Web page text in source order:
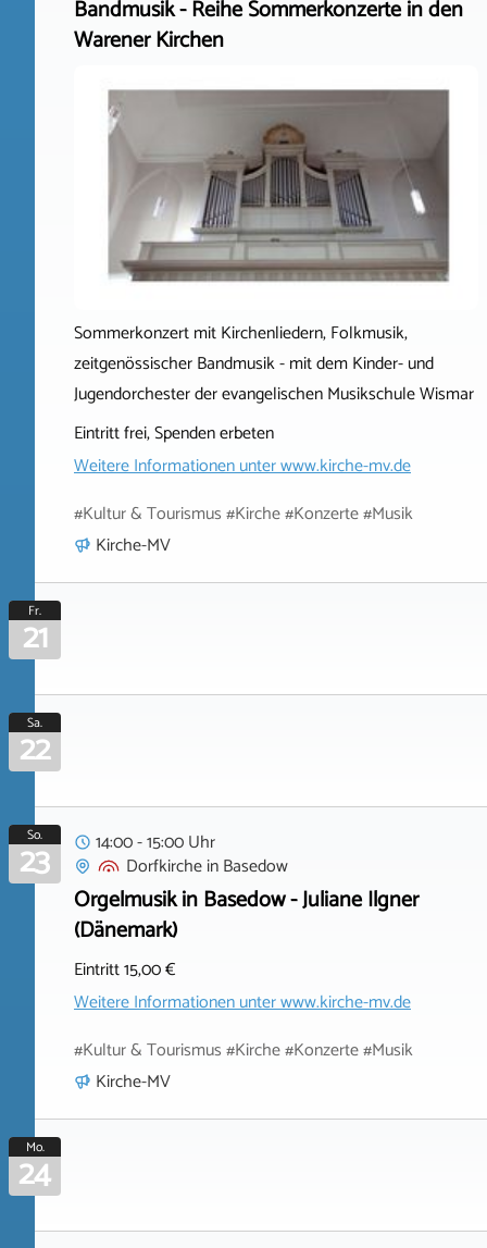
Bandmusik - Reihe Sommerkonzerte in den
Warener Kirchen
Sommerkonzert mit Kirchenliedern, Folkmusik,
zeitgenössischer Bandmusik - mit dem Kinder- und
Jugendorchester der evangelischen Musikschule Wismar
Eintritt frei, Spenden erbeten
Weitere Informationen unterwww.kirche-mv.de
#Kultur & Tourismus #Kirche #Konzerte #Musik
Kirche-MV
Fr.
21
Sa.
22
So.
23
14:00 - 15:00 Uhr
DorfkircheinBasedow
Orgelmusik in Basedow - Juliane Ilgner
(Dänemark)
Eintritt 15,00 €
Weitere Informationen unterwww.kirche-mv.de
#Kultur & Tourismus #Kirche #Konzerte #Musik
Kirche-MV
Mo.
24